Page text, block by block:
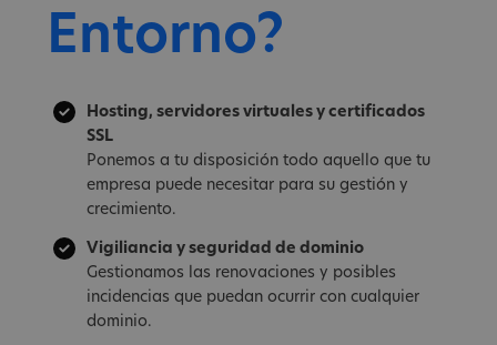
Entorno?
Hosting, servidores virtuales y certificados
SSL
Ponemos a tu disposición todo aquello que tu
empresa puede necesitar para su gestión y
crecimiento.
Vigiliancia y seguridad de dominio
Gestionamos las renovaciones y posibles
incidencias que puedan ocurrir con cualquier
dominio.